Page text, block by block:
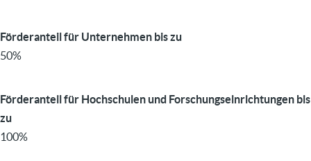
Förderanteil für Unternehmen bis zu
50%
Förderanteil für Hochschulen und Forschungseinrichtungen bis
zu
100%